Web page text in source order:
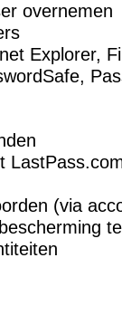
overnemen
Explorer,
(via